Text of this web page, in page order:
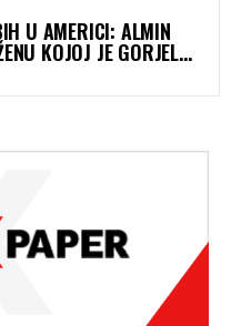
U AMERICI: ALMIN
KOJOJ JE GORJELA